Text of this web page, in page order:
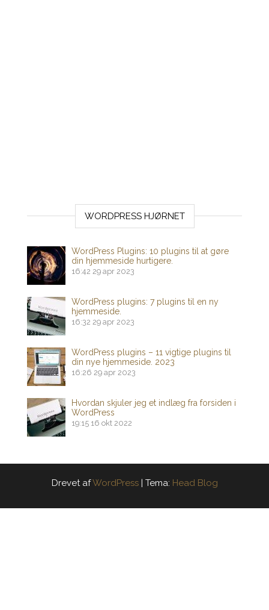
WORDPRESS HJØRNET
WordPress Plugins: 10 plugins til at gøre
din hjemmeside hurtigere.
16:42 29 apr 2023
WordPress plugins: 7 plugins til en ny
hjemmeside.
16:32 29 apr 2023
WordPress plugins – 11 vigtige plugins til
din nye hjemmeside. 2023
16:26 29 apr 2023
Hvordan skjuler jeg et indlæg fra forsiden i
WordPress
19:15 16 okt 2022
Drevet afWordPress | Tema: Head Blog